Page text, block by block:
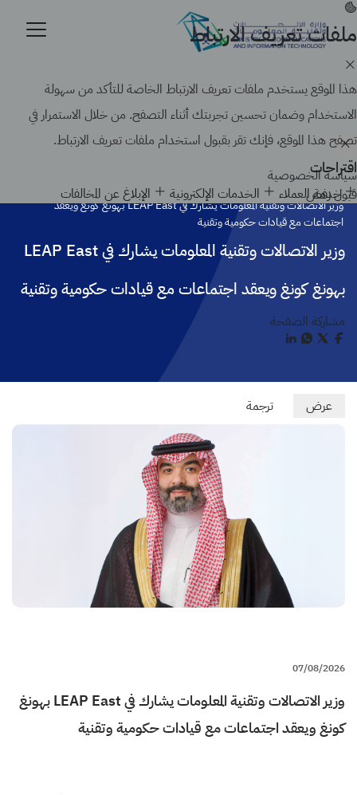
موقع حكومي رسمي تابع لحكومة المملكة العربية السعودية
كيف تتحقق
تجاوز
إلى
المحتوى
الرئيسي
اقتراحات
خدمة العملاء الخدمات الإلكترونية الإبلاغ عن المخالفات الرئيسية
أخبار الوزارة
وزير الاتصالات وتقنية المعلومات يشارك في LEAP East بهونغ كونغ ويعقد
اجتماعات مع قيادات حكومية وتقنية
وزير الاتصالات وتقنية المعلومات يشارك في LEAP East
بهونغ كونغ ويعقد اجتماعات مع قيادات حكومية وتقنية
مشاركة الصفحة
Primary
عرض ترجمة
07/08/2026
وزير الاتصالات وتقنية المعلومات يشارك في LEAP East بهونغ
كونغ ويعقد اجتماعات مع قيادات حكومية وتقنية
ملفات تعريف الارتباط
هذا الموقع يستخدم ملفات تعريف الارتباط الخاصة للتأكد من سهولة
الاستخدام وضمان تحسين تجربتك أثناء التصفح. من خلال الاستمرار في
تصفح هذا الموقع، فإنك تقر بقبول استخدام ملفات تعريف الارتباط.
سياسة الخصوصية
قبولرفض